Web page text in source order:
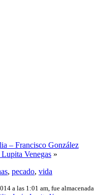
– Francisco González
Venegas »
, pecado, vida
a las 1:01 am, fue almacenada